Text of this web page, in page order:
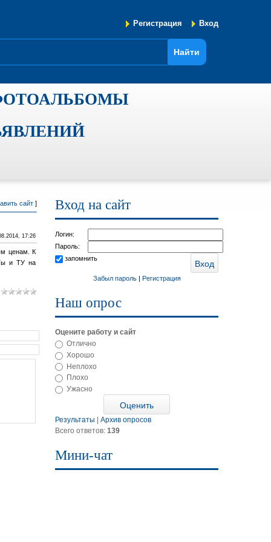
Регистрация Вход
сайт ]
17:26
ценам. К
и ТУ на
Вход на сайт
Логин:
Пароль:
запомнить
Забыл пароль| Регистрация
Наш опрос
Оцените работу и сайт
Отлично
Хорошо
Неплохо
Плохо
Ужасно
Результаты
Архив опросов
Всего ответов: 139
Мини-чат